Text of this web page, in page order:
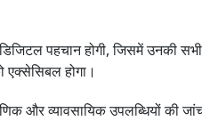
पहचान होगी, जिसमें उनकी सभी
होगा।
और व्यावसायिक उपलब्धियों की